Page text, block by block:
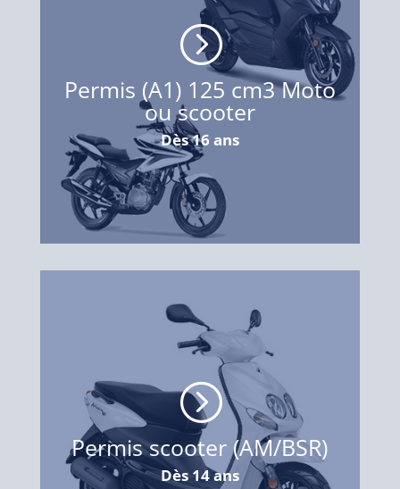
=
Permis (A1) 125 cm3 Moto
ou scooter
Dès 16 ans
=
Permis scooter (AM/BSR)
Dès 14 ans